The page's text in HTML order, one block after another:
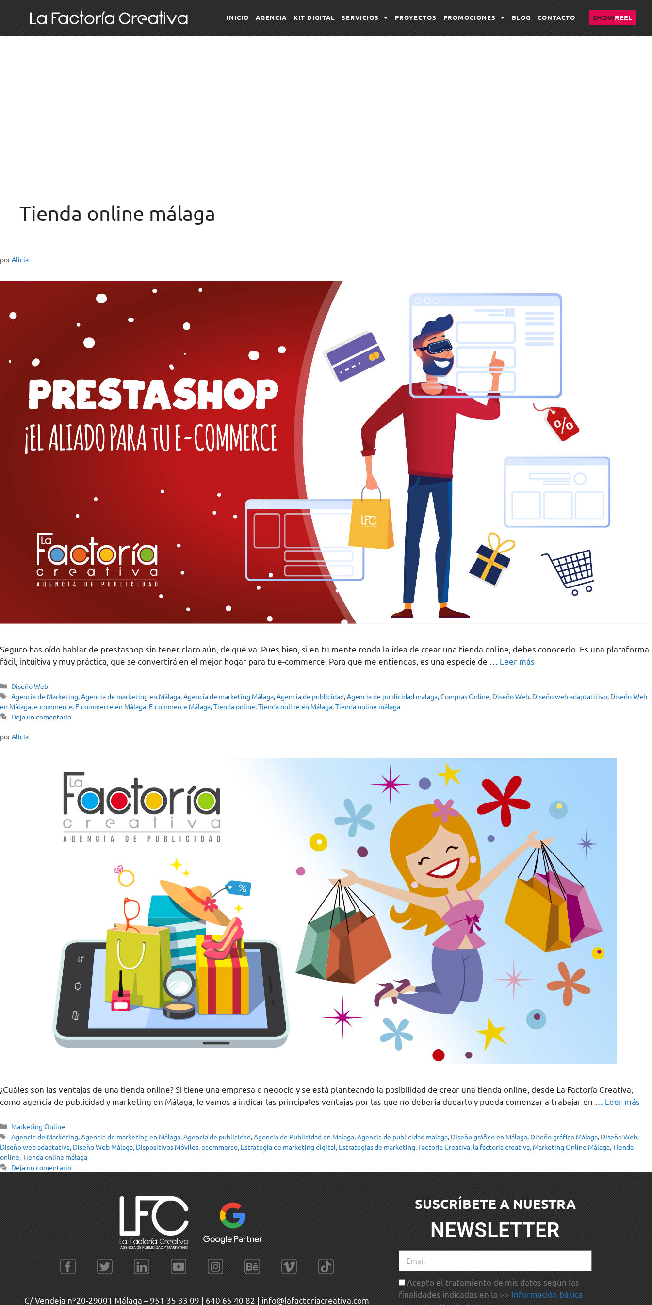
INICIO AGENCIA KIT DIGITAL SERVICIOS PROYECTOS PROMOCIONES BLOG CONTACTO SHOWREEL
Tienda online málaga
porAlicia
Seguro has oído hablar de prestashop sin tener claro aún, de qué va. Pues bien, si en tu mente ronda la idea de crear una tienda online, debes conocerlo. Es una plataforma
fácil, intuitiva y muy práctica, que se convertirá en el mejor hogar para tu e-commerce. Para que me entiendas, es una especie de … Leer más
Diseño Web
Agencia de Marketing,Agencia de marketing en Málaga,Agencia de marketing Málaga,Agencia de publicidad,Agencia de publicidad malaga,Compras Online, Diseño Web, Diseño web adaptatitivo, Diseño Web
en Málaga,e-commerce, E-commerce en Málaga, E-commerce Málaga,Tienda online,Tienda online en Málaga,Tienda online málaga
Deja un comentario
porAlicia
¿Cuáles son las ventajas de una tienda online? Si tiene una empresa o negocio y se está planteando la posibilidad de crear una tienda online, desde La Factoría Creativa,
como agencia de publicidad y marketing en Málaga, le vamos a indicar las principales ventajas por las que no debería dudarlo y pueda comenzar a trabajar en … Leer más
Marketing Online
Agencia de Marketing Agencia de marketing en Málaga Agencia de publicidad Agencia de Publicidad en Malaga Agencia de publicidad malaga Diseño gráfico en Málaga Diseño gráfico Málaga Diseño Web
Diseño web adaptativa Diseño Web Málaga Dispositivos Móviles ecommerce Estrategia de marketing digital Estrategias de marketing Factoria Creativa la factoria creativa Marketing Online Málaga Tienda
online Tienda online málaga
Deja un comentario
C/ Vendeja nº20-29001 Málaga –951 35 33 09 | 640 65 40 82 | info@lafactoriacreativa.com
SUSCRÍBETE A NUESTRA
NEWSLETTER
Acepto el tratamiento de mis datos según las
finalidades indicadas en la >> Información básica